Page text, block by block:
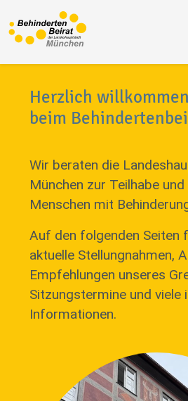
Herzlich willkommen
beim
Wir beraten die
München zur Teilhabe
Menschen mit
Auf den folgenden Seiten
aktuelle Stellungnahmen,
Empfehlungen unseres
Sitzungstermine und viele
Informationen.